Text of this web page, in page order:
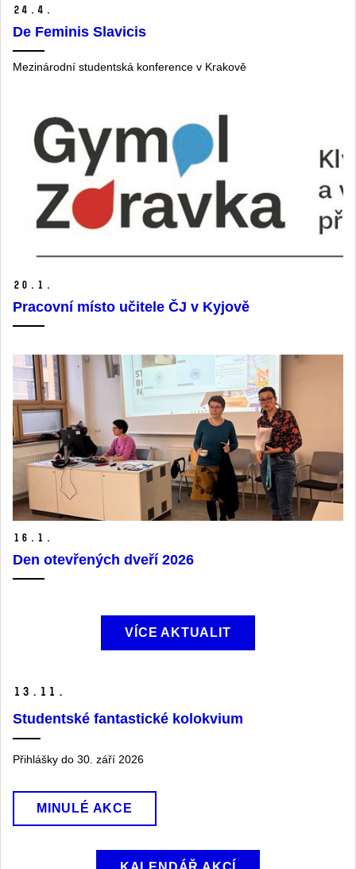
24. 4.
De Feminis Slavicis
Mezinárodní studentská konference v Krakově
20. 1.
Pracovní místo učitele ČJ v Kyjově
16. 1.
Den otevřených dveří 2026
VÍCE AKTUALIT
13. 11.
Studentské fantastické kolokvium
Přihlášky do 30. září 2026
MINULÉ AKCE